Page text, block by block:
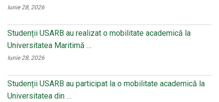
Iunie 28, 2026
Studenții USARB au realizat o mobilitate academică la
Universitatea Maritimă …
Iunie 28, 2026
Studenții USARB au participat la o mobilitate academică la
Universitatea din …